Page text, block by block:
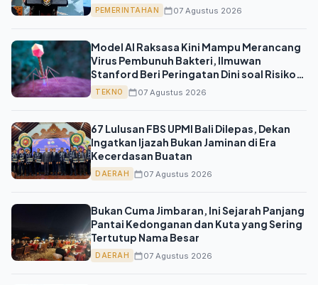
PEMERINTAHAN 07 Agustus 2026
Model AI Raksasa Kini Mampu Merancang
Virus Pembunuh Bakteri, Ilmuwan
Stanford Beri Peringatan Dini soal Risiko
Penyalahgunaan
TEKNO 07 Agustus 2026
67 Lulusan FBS UPMI Bali Dilepas, Dekan
Ingatkan Ijazah Bukan Jaminan di Era
Kecerdasan Buatan
DAERAH 07 Agustus 2026
Bukan Cuma Jimbaran, Ini Sejarah Panjang
Pantai Kedonganan dan Kuta yang Sering
Tertutup Nama Besar
DAERAH 07 Agustus 2026